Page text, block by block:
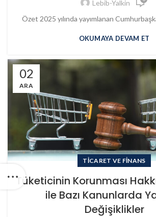
Lebib-Yalkin
Özet 2025 yılında yayımlanan
OKUMAYA DEVAM ET
02
ARA
TICARET VE FINANS
Tüketicinin Korunması
ile Bazı Kanunlarda
Değişiklikler